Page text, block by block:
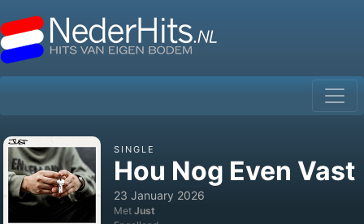
SINGLE
Hou Nog Even Vast
23 January 2026
Met Just